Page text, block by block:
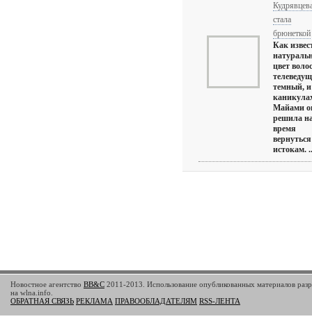
стала
брюнеткой
Как
цвет
темный,
Майами
решила
время
истокам.
Новостное агентство BB&C 2011-2013. Использование опубликованных материалов
на wlna.info.
ОБРАТНАЯ СВЯЗЬ РЕКЛАМА ПРАВООБЛАДАТЕЛЯМ RSS-ЛЕНТА